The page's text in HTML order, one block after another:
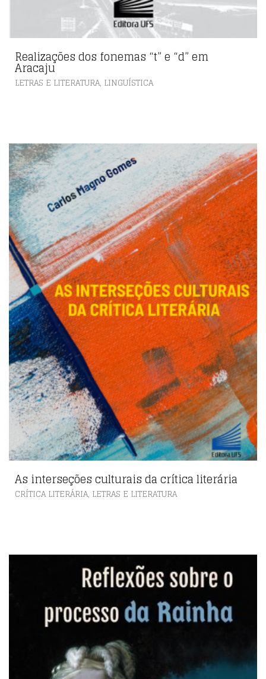
Realizações dos fonemas “t” e “d” em
Aracaju
LETRAS E LITERATURA, LINGUÍSTICA
As interseções culturais da crítica literária
CRÍTICA LITERÁRIA, LETRAS E LITERATURA